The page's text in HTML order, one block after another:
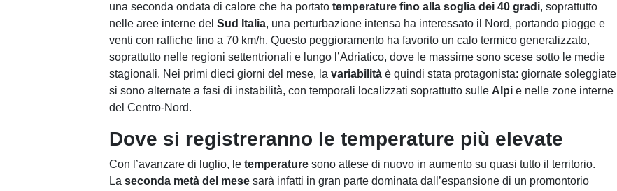
una seconda ondata di calore che ha portato temperature fino alla soglia dei 40 gradi, soprattutto
nelle aree interne del Sud Italia, una perturbazione intensa ha interessato il Nord, portando piogge e
venti con raffiche fino a 70 km/h. Questo peggioramento ha favorito un calo termico generalizzato,
soprattutto nelle regioni settentrionali e lungo l’Adriatico, dove le massime sono scese sotto le medie
stagionali. Nei primi dieci giorni del mese, la variabilità è quindi stata protagonista: giornate soleggiate
si sono alternate a fasi di instabilità, con temporali localizzati soprattutto sulle Alpi e nelle zone interne
del Centro-Nord.
Dove si registreranno le temperature più elevate
Con l’avanzare di luglio, le temperature sono attese di nuovo in aumento su quasi tutto il territorio.
La seconda metà del mese sarà infatti in gran parte dominata dall’espansione di un promontorio